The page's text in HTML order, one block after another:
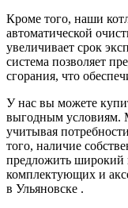
Кроме того, наши
автоматической
увеличивает срок
система позволяет
сгорания, что
У нас вы можете
выгодным условиям.
учитывая
того, наличие
предложить широкий
комплектующих и
в Ульяновске .